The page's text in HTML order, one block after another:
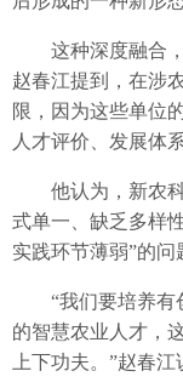
这种深度融合，
赵春江提到，在涉
限，因为这些单位
人才评价、发展体
他认为，新农科
式单一、缺乏多样
实践环节薄弱”的问
“我们要培养有
的智慧农业人才，
上下功夫。”赵春江